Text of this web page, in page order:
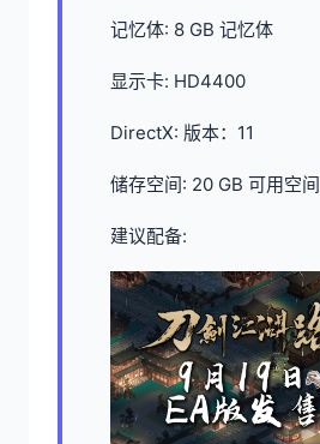
记忆体: 8 GB 记忆体
显示卡: HD4400
DirectX: 版本：11
储存空间: 20 GB 可用空间
建议配备: